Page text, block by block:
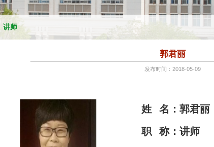
讲师
郭君丽
发布时间：2018-05-09
姓 名：郭君丽
职 称：讲师